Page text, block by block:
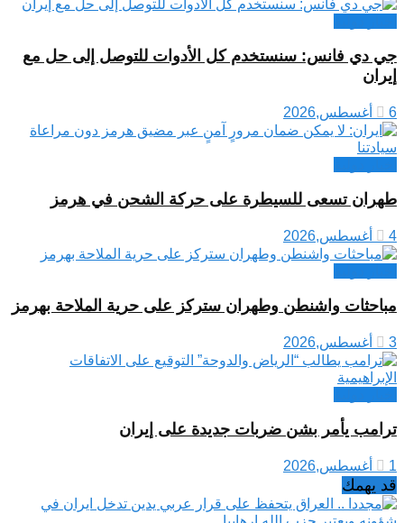
جي دي فانس: سنستخدم كل الأدوات للتوصل إلى حل مع
إيران
6 أغسطس,2026
طهران تسعى للسيطرة على حركة الشحن في هرمز
4 أغسطس,2026
مباحثات واشنطن وطهران ستركز على حرية الملاحة بهرمز
3 أغسطس,2026
ترامب يأمر بشن ضربات جديدة على إيران
1 أغسطس,2026
قد يهمك